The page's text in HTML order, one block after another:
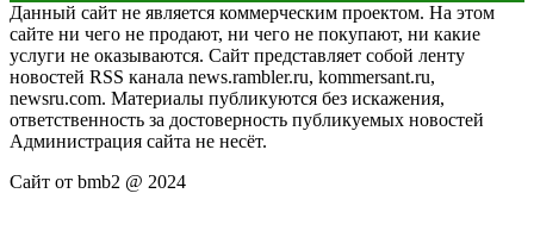
Данный сайт не является коммерческим проектом. На этом
сайте ни чего не продают, ни чего не покупают, ни какие
услуги не оказываются. Сайт представляет собой ленту
новостей RSS канала news.rambler.ru, kommersant.ru,
newsru.com. Материалы публикуются без искажения,
ответственность за достоверность публикуемых новостей
Администрация сайта не несёт.
Сайт от bmb2 @ 2024